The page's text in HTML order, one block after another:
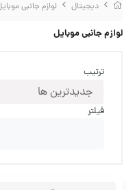
دیجیتال لوازم جانبی
لوازم جانبی موبایل
ترتیب
فیلتر